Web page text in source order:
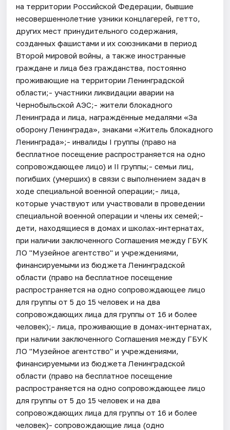
на территории Российской Федерации, бывшие
несовершеннолетние узники концлагерей, гетто,
других мест принудительного содержания,
созданных фашистами и их союзниками в период
Второй мировой войны, а также иностранные
граждане и лица без гражданства, постоянно
проживающие на территории Ленинградской
области;- участники ликвидации аварии на
Чернобыльской АЭС;- жители блокадного
Ленинграда и лица, награждённые медалями «За
оборону Ленинграда», знаками «Житель блокадного
Ленинграда»;- инвалиды I группы (право на
бесплатное посещение распространяется на одно
сопровождающее лицо) и II группы;- семьи лиц,
погибших (умерших) в связи с выполнением задач в
ходе специальной военной операции;- лица,
которые участвуют или участвовали в проведении
специальной военной операции и члены их семей;-
дети, находящиеся в домах и школах-интернатах,
при наличии заключенного Соглашения между ГБУК
ЛО "Музейное агентство" и учреждениями,
финансируемыми из бюджета Ленинградской
области (право на бесплатное посещение
распространяется на одно сопровождающее лицо
для группы от 5 до 15 человек и на два
сопровождающих лица для группы от 16 и более
человек);- лица, проживающие в домах-интернатах,
при наличии заключенного Соглашения между ГБУК
ЛО "Музейное агентство" и учреждениями,
финансируемыми из бюджета Ленинградской
области (право на бесплатное посещение
распространяется на одно сопровождающее лицо
для группы от 5 до 15 человек и на два
сопровождающих лица для группы от 16 и более
человек)- сопровождающие лица (одно